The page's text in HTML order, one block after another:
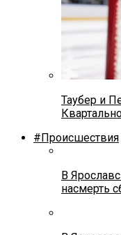
Таубер и
#Происшествия
В
насмерть